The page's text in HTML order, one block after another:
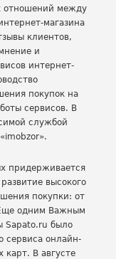
отношений между
магазина
клиентов,
и
интернет-
покупок на
сервисов. В
службой
придерживается
высокого
покупки: от
одним Важным
Sapato.ru было
сервиса онлайн-
карт. В августе